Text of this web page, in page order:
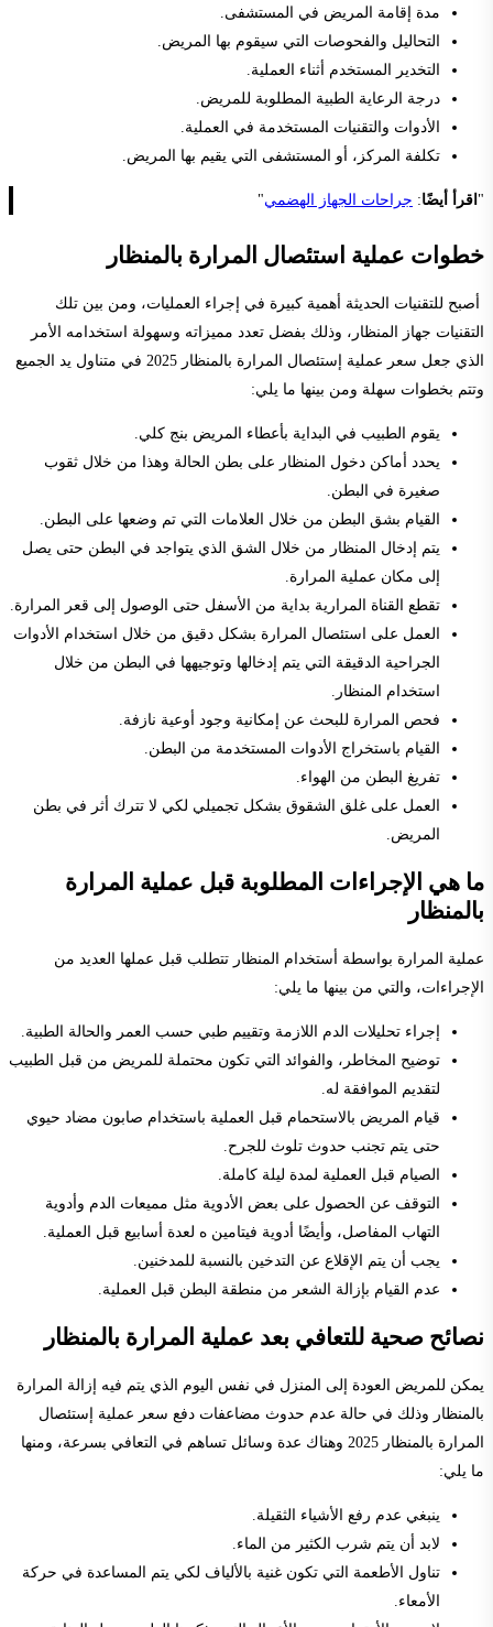
مدة إقامة المريض في المستشفى.
التحاليل والفحوصات التي سيقوم بها المريض.
التخدير المستخدم أثناء العملية.
درجة الرعاية الطبية المطلوبة للمريض.
الأدوات والتقنيات المستخدمة في العملية.
تكلفة المركز، أو المستشفى التي يقيم بها المريض.
" اقرأ أيضًا: جراحات الجهاز الهضمي"
خطوات عملية استئصال المرارة بالمنظار
أصبح للتقنيات الحديثة أهمية كبيرة في إجراء العمليات، ومن بين تلك
التقنيات جهاز المنظار، وذلك بفضل تعدد مميزاته وسهولة استخدامه الأمر
الذي جعل سعر عملية إستئصال المرارة بالمنظار 2025 في متناول يد الجميع
وتتم بخطوات سهلة ومن بينها ما يلي:
يقوم الطبيب في البداية بأعطاء المريض بنج كلي.
يحدد أماكن دخول المنظار على بطن الحالة وهذا من خلال ثقوب
صغيرة في البطن.
القيام بشق البطن من خلال العلامات التي تم وضعها على البطن.
يتم إدخال المنظار من خلال الشق الذي يتواجد في البطن حتى يصل
إلى مكان عملية المرارة.
تقطع القناة المرارية بداية من الأسفل حتى الوصول إلى قعر المرارة.
العمل على استئصال المرارة بشكل دقيق من خلال استخدام الأدوات
الجراحية الدقيقة التي يتم إدخالها وتوجيهها في البطن من خلال
استخدام المنظار.
فحص المرارة للبحث عن إمكانية وجود أوعية نازفة.
القيام باستخراج الأدوات المستخدمة من البطن.
تفريغ البطن من الهواء.
العمل على غلق الشقوق بشكل تجميلي لكي لا تترك أثر في بطن
المريض.
ما هي الإجراءات المطلوبة قبل عملية المرارة
بالمنظار
عملية المرارة بواسطة أستخدام المنظار تتطلب قبل عملها العديد من
الإجراءات، والتي من بينها ما يلي:
إجراء تحليلات الدم اللازمة وتقييم طبي حسب العمر والحالة الطبية.
توضيح المخاطر، والفوائد التي تكون محتملة للمريض من قبل الطبيب
لتقديم الموافقة له.
قيام المريض بالاستحمام قبل العملية باستخدام صابون مضاد حيوي
حتى يتم تجنب حدوث تلوث للجرح.
الصيام قبل العملية لمدة ليلة كاملة.
التوقف عن الحصول على بعض الأدوية مثل مميعات الدم وأدوية
التهاب المفاصل، وأيضًا أدوية فيتامين ه لعدة أسابيع قبل العملية.
يجب أن يتم الإقلاع عن التدخين بالنسبة للمدخنين.
عدم القيام بإزالة الشعر من منطقة البطن قبل العملية.
نصائح صحية للتعافي بعد عملية المرارة بالمنظار
يمكن للمريض العودة إلى المنزل في نفس اليوم الذي يتم فيه إزالة المرارة
بالمنظار وذلك في حالة عدم حدوث مضاعفات دفع سعر عملية إستئصال
المرارة بالمنظار 2025 وهناك عدة وسائل تساهم في التعافي بسرعة، ومنها
ما يلي:
ينبغي عدم رفع الأشياء الثقيلة.
لابد أن يتم شرب الكثير من الماء.
تناول الأطعمة التي تكون غنية بالألياف لكي يتم المساعدة في حركة
الأمعاء.